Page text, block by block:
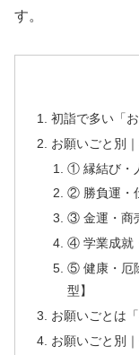
す。
初詣で多い「お
お願いごと別
① 縁結び・
② 勝負運・
③ 金運・商
④ 学業成就
⑤ 健康・厄
型】
お願いごとは
お願いごと別